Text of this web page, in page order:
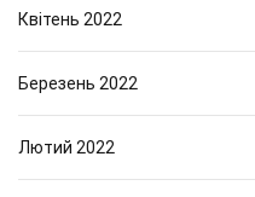
Квітень 2022
Березень 2022
Лютий 2022